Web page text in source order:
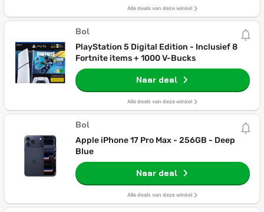
Alle deals van deze winkel
Bol
PlayStation 5 Digital Edition - Inclusief 8
Fortnite items + 1000 V-Bucks
Naar deal
Alle deals van deze winkel
Bol
Apple iPhone 17 Pro Max - 256GB - Deep
Blue
Naar deal
Alle deals van deze winkel